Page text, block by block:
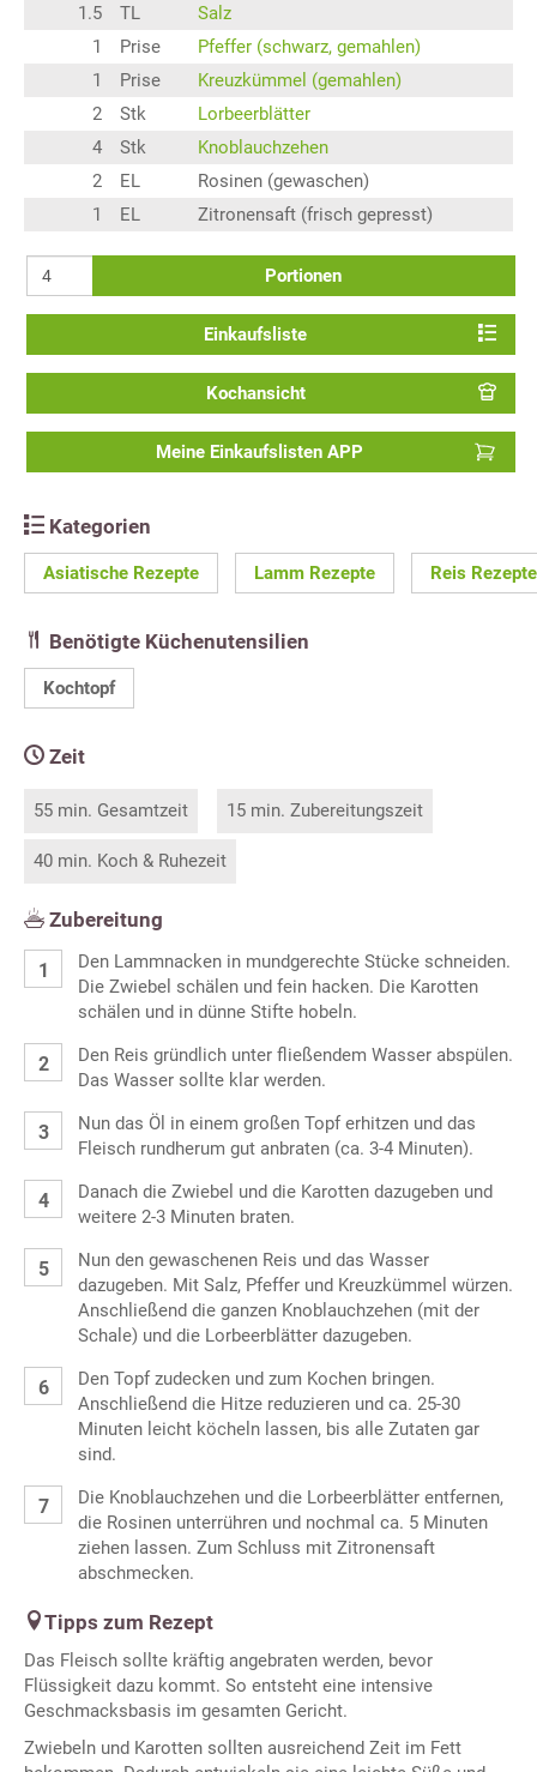
1.5
TL
Salz
1
Prise
Pfeffer (schwarz, gemahlen)
1
Prise
Kreuzkümmel (gemahlen)
2
Stk
Lorbeerblätter
4
Stk
Knoblauchzehen
2
EL
Rosinen (gewaschen)
1
EL Zitronensaft (frisch gepresst)
Portionen
Einkaufsliste
Kochansicht
Meine Einkaufslisten APP
Kategorien
Asiatische Rezepte Lamm Rezepte Reis Rezepte
Benötigte Küchenutensilien
Kochtopf
Zeit
55 min. Gesamtzeit 15 min. Zubereitungszeit
40 min. Koch & Ruhezeit
Zubereitung
Den Lammnacken in mundgerechte Stücke schneiden.
Die Zwiebel schälen und fein hacken. Die Karotten
schälen und in dünne Stifte hobeln.
Den Reis gründlich unter fließendem Wasser abspülen.
Das Wasser sollte klar werden.
Nun das Öl in einem großen Topf erhitzen und das
Fleisch rundherum gut anbraten (ca. 3-4 Minuten).
Danach die Zwiebel und die Karotten dazugeben und
weitere 2-3 Minuten braten.
Nun den gewaschenen Reis und das Wasser
dazugeben. Mit Salz, Pfeffer und Kreuzkümmel würzen.
Anschließend die ganzen Knoblauchzehen (mit der
Schale) und die Lorbeerblätter dazugeben.
Den Topf zudecken und zum Kochen bringen.
Anschließend die Hitze reduzieren und ca. 25-30
Minuten leicht köcheln lassen, bis alle Zutaten gar
sind.
Die Knoblauchzehen und die Lorbeerblätter entfernen,
die Rosinen unterrühren und nochmal ca. 5 Minuten
ziehen lassen. Zum Schluss mit Zitronensaft
abschmecken.
Tipps zum Rezept
Das Fleisch sollte kräftig angebraten werden, bevor
Flüssigkeit dazu kommt. So entsteht eine intensive
Geschmacksbasis im gesamten Gericht.
Zwiebeln und Karotten sollten ausreichend Zeit im Fett